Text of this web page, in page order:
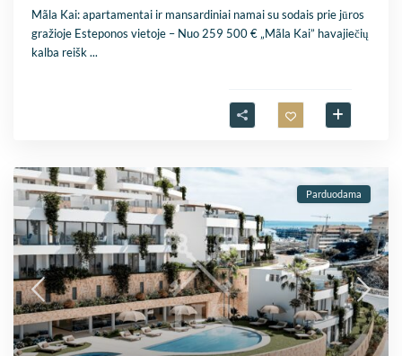
Mãla Kai: apartamentai ir mansardiniai namai su sodais prie jūros
gražioje Esteponos vietoje – Nuo 259 500 € „Mãla Kai” havajiečių
kalba reišk...
Parduodama